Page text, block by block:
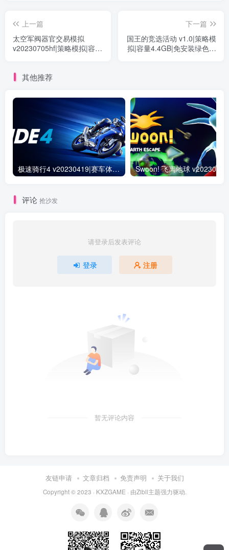
上一篇
太空军阀器官交易模拟
v20230705hf|策略模拟|容量
下一篇
国王的竞选活动 v1.0|策略模
拟|容量4.4GB|免安装绿色中
其他推荐
极速骑行4 v20230419|赛车体育|容量50.5GB|免安装绿色中文版
评论 抢沙发
请登录后发表评论
登录 注册
暂无评论内容
友链申请 文章归档 免责声明 关于我们
Copyright © 2023 · KXZGAME · 由Zibll主题强力驱动.